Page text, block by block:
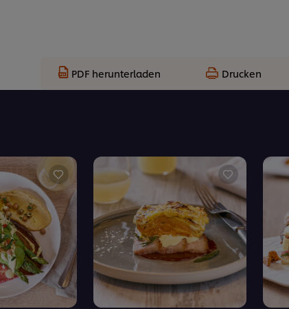
PDF herunterladen Drucken